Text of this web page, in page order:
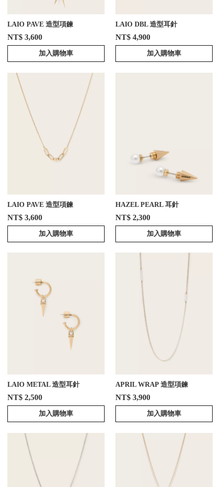
LAIO PAVE 造型項鍊
NT$ 3,600
加入購物車
LAIO DBL 造型耳針
NT$ 4,900
加入購物車
LAIO PAVE 造型項鍊
NT$ 3,600
加入購物車
HAZEL PEARL 耳針
NT$ 2,300
加入購物車
LAIO METAL 造型耳針
NT$ 2,500
加入購物車
APRIL WRAP 造型項鍊
NT$ 3,900
加入購物車